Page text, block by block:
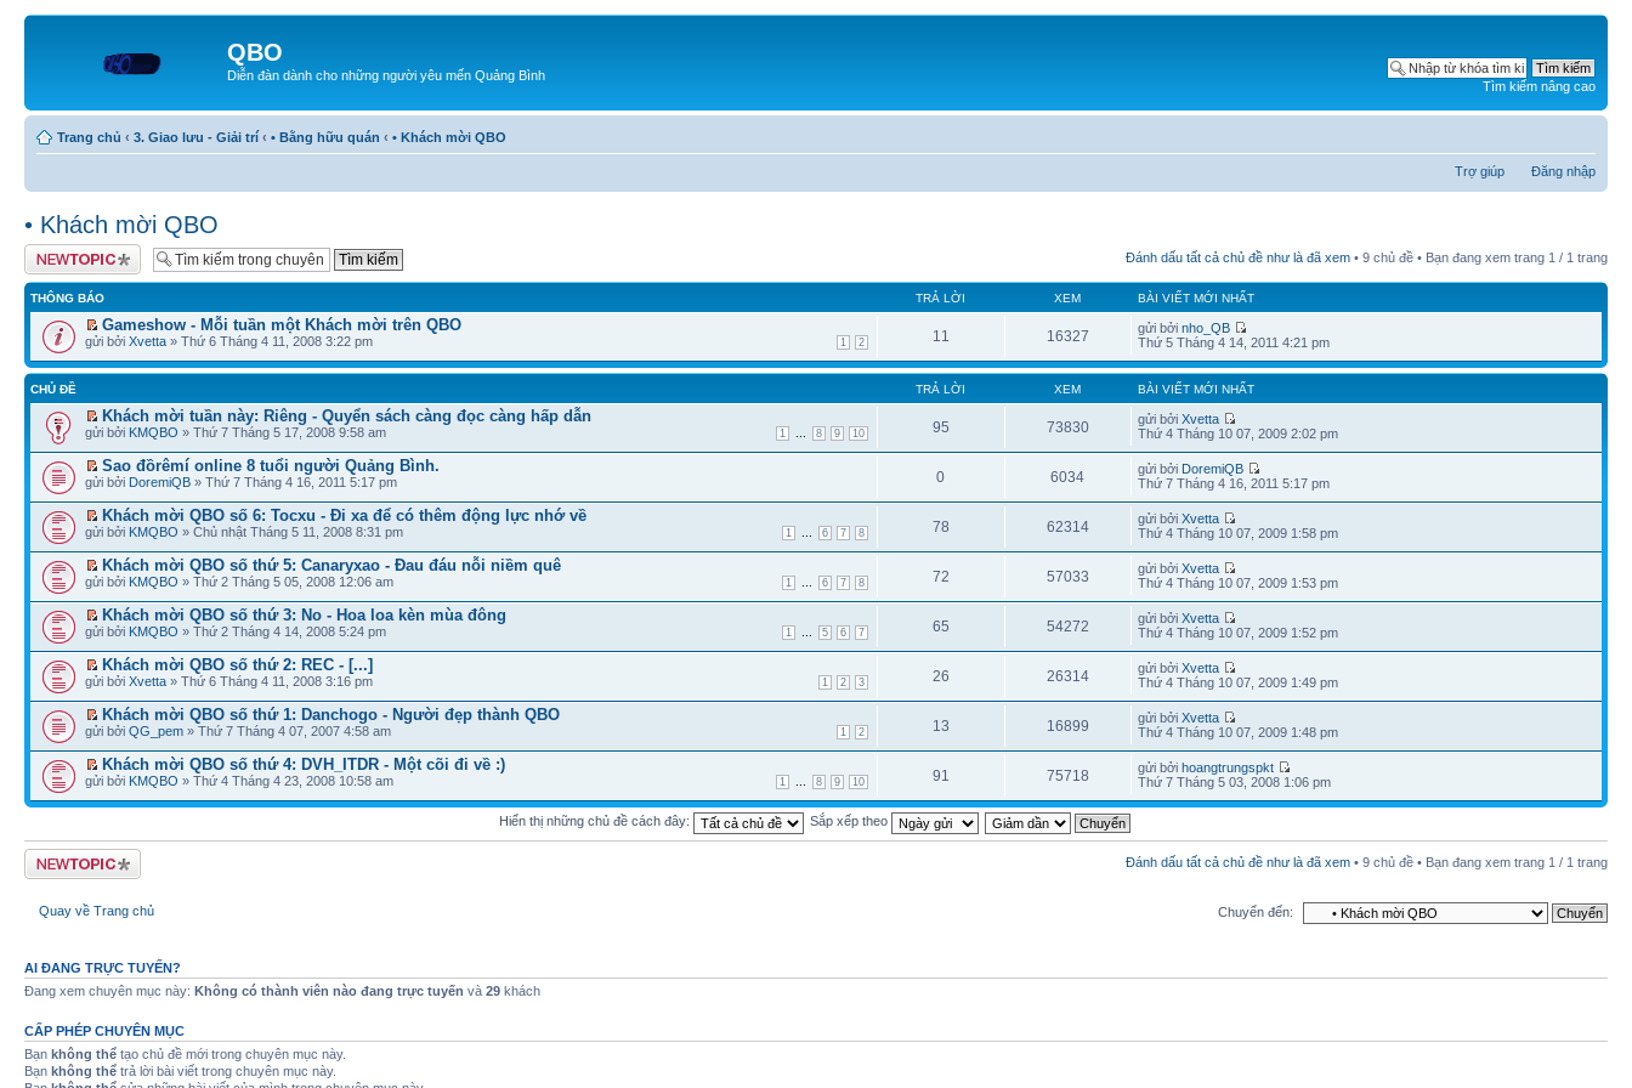
QBO
Diễn đàn dành cho những người yêu mến Quảng Bình
Tìm kiếm nâng cao
Trang chủ ‹ 3. Giao lưu - Giải trí ‹ • Bằng hữu quán ‹ • Khách mời QBO
Trợ giúp Đăng nhập
• Khách mời QBO
Tạo chủ đề mới Đánh dấu tất cả chủ đề như là đã xem • 9 chủ đề • Bạn đang xem trang 1 / 1 trang
THÔNG BÁO TRẢ LỜI XEM BÀI VIẾT MỚI NHẤT
Gameshow - Mỗi tuần một Khách mời trên QBO
1 2
gửi bởi Xvetta » Thứ 6 Tháng 4 11, 2008 3:22 pm 11 16327 gửi bởinho_QB
Thứ 5 Tháng 4 14, 2011 4:21 pm
CHỦ ĐỀ TRẢ LỜI XEM BÀI VIẾT MỚI NHẤT
Khách mời tuần này: Riêng - Quyển sách càng đọc càng hấp dẫn
1 8 9 10
gửi bởi KMQBO » Thứ 7 Tháng 5 17, 2008 9:58 am 95 73830 gửi bởiXvetta
Thứ 4 Tháng 10 07, 2009 2:02 pm
Sao đồrêmí online 8 tuổi người Quảng Bình.
gửi bởi DoremiQB » Thứ 7 Tháng 4 16, 2011 5:17 pm 0 6034 gửi bởi DoremiQB
Thứ 7 Tháng 4 16, 2011 5:17 pm
Khách mời QBO số 6: Tocxu - Đi xa để có thêm động lực nhớ về
1 6 7 8
gửi bởi KMQBO » Chủ nhật Tháng 5 11, 2008 8:31 pm 78 62314 gửi bởiXvetta
Thứ 4 Tháng 10 07, 2009 1:58 pm
Khách mời QBO số thứ 5: Canaryxao - Đau đáu nỗi niềm quê
1 6 7 8
gửi bởi KMQBO » Thứ 2 Tháng 5 05, 2008 12:06 am 72 57033 gửi bởiXvetta
Thứ 4 Tháng 10 07, 2009 1:53 pm
Khách mời QBO số thứ 3: No - Hoa loa kèn mùa đông
1 5 6 7
gửi bởi KMQBO » Thứ 2 Tháng 4 14, 2008 5:24 pm 65 54272 gửi bởiXvetta
Thứ 4 Tháng 10 07, 2009 1:52 pm
Khách mời QBO số thứ 2: REC - [...]
1 2 3
gửi bởi Xvetta » Thứ 6 Tháng 4 11, 2008 3:16 pm 26 26314 gửi bởiXvetta
Thứ 4 Tháng 10 07, 2009 1:49 pm
Khách mời QBO số thứ 1: Danchogo - Người đẹp thành QBO
1 2
gửi bởi QG_pem » Thứ 7 Tháng 4 07, 2007 4:58 am 13 16899 gửi bởiXvetta
Thứ 4 Tháng 10 07, 2009 1:48 pm
Khách mời QBO số thứ 4: DVH_ITDR - Một cõi đi về :)
1 8 9 10
gửi bởi KMQBO » Thứ 4 Tháng 4 23, 2008 10:58 am 91 75718 gửi bởihoangtrungspkt
Thứ 7 Tháng 5 03, 2008 1:06 pm
Hiển thị những chủ đề cách đây: Sắp xếp theo
Tạo chủ đề mới Đánh dấu tất cả chủ đề như là đã xem • 9 chủ đề • Bạn đang xem trang 1 / 1 trang
Quay về Trang chủ Chuyển đến:
AI ĐANG TRỰC TUYẾN?
Đang xem chuyên mục này: Không có thành viên nào đang trực tuyến và 29 khách
CẤP PHÉP CHUYÊN MỤC
Bạn không thể tạo chủ đề mới trong chuyên mục này.
Bạn không thể trả lời bài viết trong chuyên mục này.